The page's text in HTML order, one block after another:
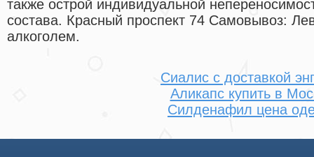
также острой индивидуальной
состава. Красный проспект 74 Самовывоз:
алкоголем.
Сиалис с доставкой
Аликапс купить в
Силденафил цена